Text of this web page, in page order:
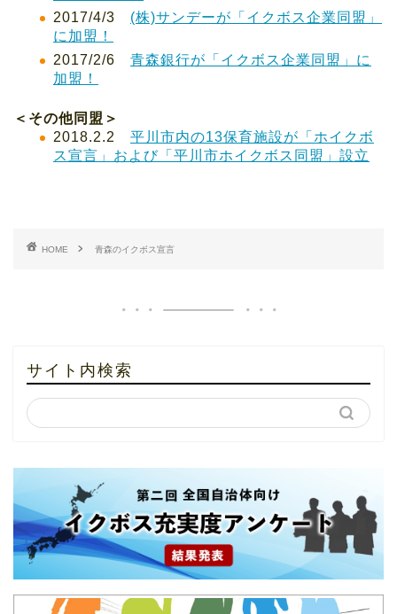
2017/4/3 (株)サンデーが「イクボス企業同盟」
に加盟！
2017/2/6 青森銀行が「イクボス企業同盟」に
加盟！
＜その他同盟 ＞
2018.2.2 平川市内の13保育施設が「ホイクボ
ス宣言」および「平川市ホイクボス同盟」設立
HOME 青森のイクボス宣言
サイト内検索